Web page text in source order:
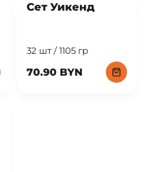
Сет Уикенд
32 шт / 1105 гр
70.90 BYN